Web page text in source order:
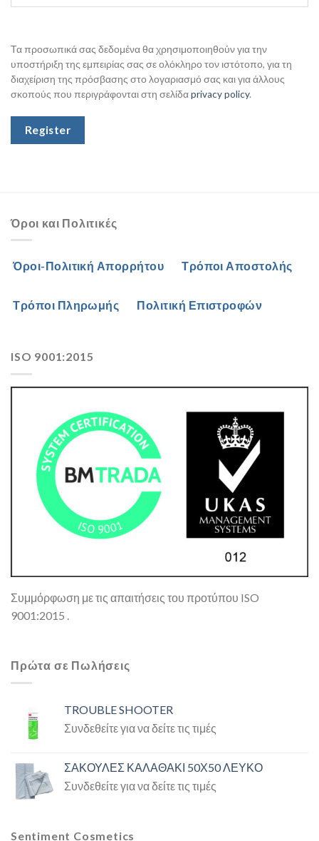
Τα προσωπικά σας δεδομένα θα χρησιμοποιηθούν για την
υποστήριξη της εμπειρίας σας σε ολόκληρο τον ιστότοπο, για τη
διαχείριση της πρόσβασης στο λογαριασμό σας και για άλλους
σκοπούς που περιγράφονται στη σελίδαprivacy policy.
Register
Όροι και Πολιτικές
Όροι-Πολιτική Απορρήτου Τρόποι Αποστολής
Τρόποι Πληρωμής Πολιτική Επιστροφών
ISO 9001:2015
Συμμόρφωση με τις απαιτήσεις του προτύπου ISO
9001:2015 .
Πρώτα σε Πωλήσεις
TROUBLE SHOOTER
Συνδεθείτε για να δείτε τις τιμές
ΣΑΚΟΥΛΕΣ ΚΑΛΑΘΑΚΙ 50Χ50 ΛΕΥΚΟ
Συνδεθείτε για να δείτε τις τιμές
Sentiment Cosmetics